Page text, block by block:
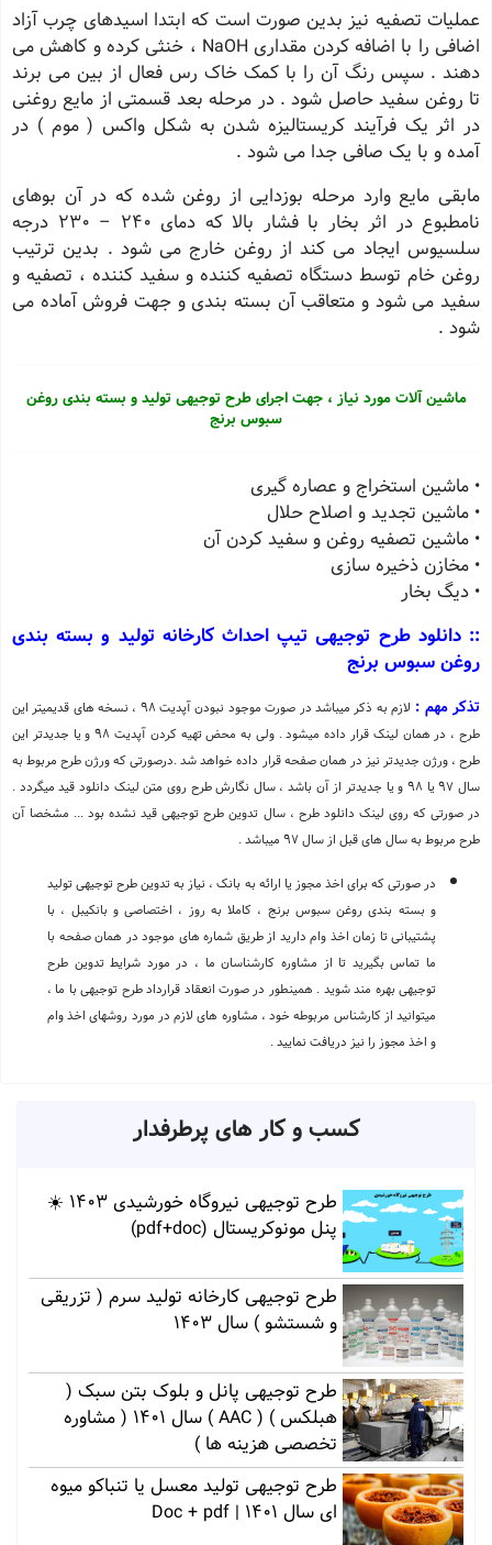
عملیات تصفیه نیز بدین صورت است که ابتدا اسیدهای چرب آزاد
اضافی را با اضافه کردن مقداری NaOH ، خنثی کرده و کاهش می
دهند . سپس رنگ آن را با کمک خاک رس فعال از بین می برند
تا روغن سفید حاصل شود . در مرحله بعد قسمتی از مایع روغنی
در اثر یک فرآیند کریستالیزه شدن به شکل واکس ( موم ) در
آمده و با یک صافی جدا می شود .
مابقی مایع وارد مرحله بوزدایی از روغن شده که در آن بوهای
نامطبوع در اثر بخار با فشار بالا که دمای 240 – 230 درجه
سلسیوس ایجاد می کند از روغن خارج می شود . بدین ترتیب
روغن خام توسط دستگاه تصفیه کننده و سفید کننده ، تصفیه و
سفید می شود و متعاقب آن بسته بندی و جهت فروش آماده می
شود .
ماشین آلات مورد نیاز ، جهت اجرای طرح توجیهی تولید و بسته بندی روغن
سبوس برنج
• ماشین استخراج و عصاره گیری
• ماشین تجدید و اصلاح حلال
• ماشین تصفیه روغن و سفید کردن آن
• مخازن ذخیره سازی
• دیگ بخار
:: دانلود طرح توجیهی تیپ احداث کارخانه تولید و بسته بندی
روغن سبوس برنج
تذکر مهم :
لازم به ذکر میباشد در صورت موجود نبودن آپدیت 98 ، نسخه های قدیمیتر این
طرح ، در همان لینک قرار داده میشود . ولی به محض تهیه کردن آپدیت 98 و یا جدیدتر این
طرح ، ورژن جدیدتر نیز در همان صفحه قرار داده خواهد شد .درصورتی که ورژن طرح مربوط به
سال 97 یا 98 و یا جدیدتر از آن باشد ، سال نگارش طرح روی متن لینک دانلود قید میگردد .
در صورتی که روی لینک دانلود طرح ، سال تدوین طرح توجیهی قید نشده بود ... مشخصا آن
طرح مربوط به سال های قبل از سال 97 میباشد .
در صورتی که برای اخذ مجوز یا ارائه به بانک ، نیاز به تدوین طرح توجیهی تولید
و بسته بندی روغن سبوس برنج ، کاملا به روز ، اختصاصی و بانکیبل ، با
پشتیبانی تا زمان اخذ وام دارید از طریق شماره های موجود در همان صفحه با
ما تماس بگیرید تا از مشاوره کارشناسان ما ، در مورد شرایط تدوین طرح
توجیهی بهره مند شوید . همینطور در صورت انعقاد قرارداد طرح توجیهی با ما ،
میتوانید از کارشناس مربوطه خود ، مشاوره های لازم در مورد روشهای اخذ وام
و اخذ مجوز را نیز دریافت نمایید .
کسب و کار های پرطرفدار
طرح توجیهی نیروگاه خورشیدی 1403 ☀️
پنل مونوکریستال (pdf+doc)
طرح توجیهی کارخانه تولید سرم ( تزریقی
و شستشو ) سال 1403
طرح توجیهی پانل و بلوک بتن سبک (
هبلکس ) ( AAC ) سال 1401 ( مشاوره
تخصصی هزینه ها )
طرح توجیهی تولید معسل یا تنباکو میوه
ای سال 1401 | Doc + pdf